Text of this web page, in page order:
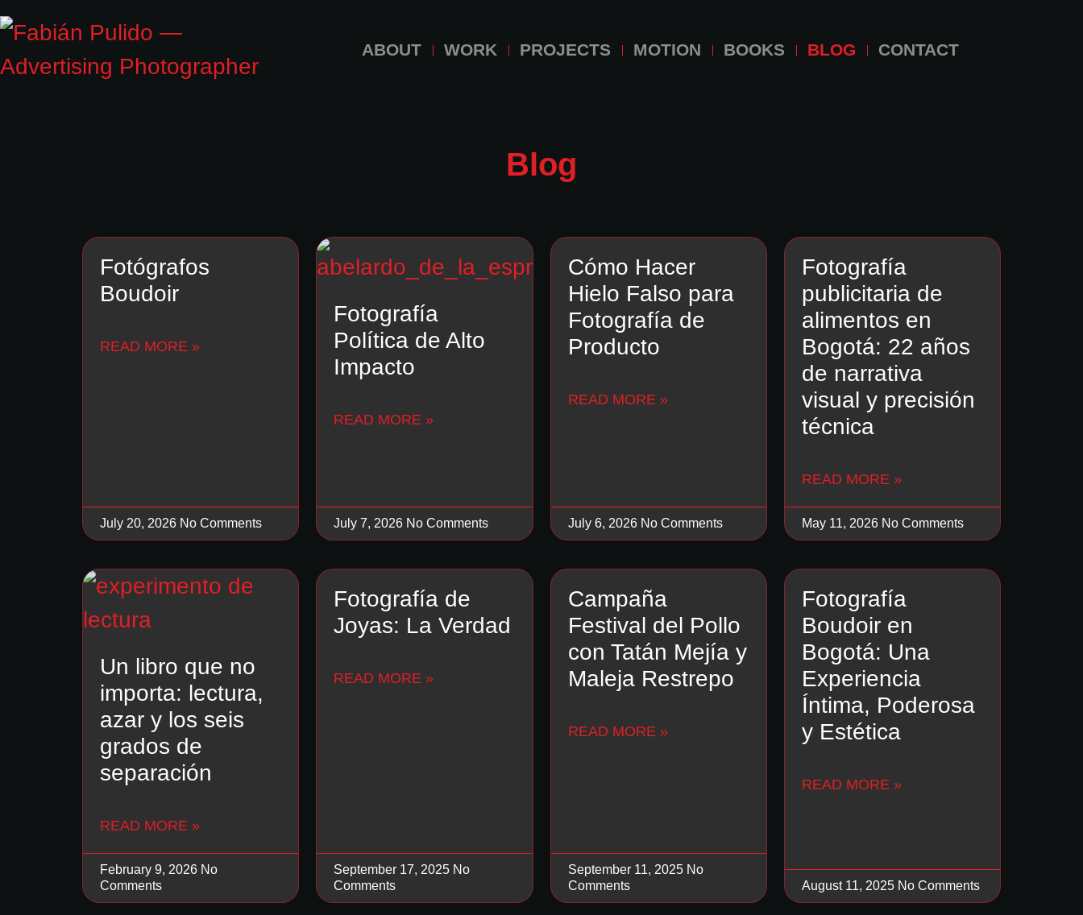
ABOUT WORK PROJECTS MOTION BOOKS BLOG CONTACT
Blog
Fotógrafos
Boudoir
READ MORE »
July 20, 2026 No Comments
Fotografía
Política de Alto
Impacto
READ MORE »
July 7, 2026 No Comments
Cómo Hacer
Hielo Falso para
Fotografía de
Producto
READ MORE »
July 6, 2026 No Comments
Fotografía
publicitaria de
alimentos en
Bogotá: 22 años
de narrativa
visual y precisión
técnica
READ MORE »
May 11, 2026 No Comments
Un libro que no
importa: lectura,
azar y los seis
grados de
separación
READ MORE »
February 9, 2026 No
Comments
Fotografía de
Joyas: La Verdad
READ MORE »
September 17, 2025 No
Comments
Campaña
Festival del Pollo
con Tatán Mejía y
Maleja Restrepo
READ MORE »
September 11, 2025 No
Comments
Fotografía
Boudoir en
Bogotá: Una
Experiencia
Íntima, Poderosa
y Estética
READ MORE »
August 11, 2025 No Comments